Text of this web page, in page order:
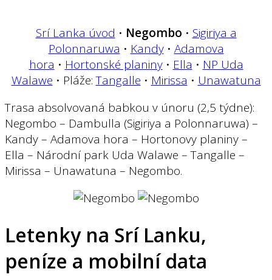
Srí Lanka úvod • Negombo • Sigiriya a
Polonnaruwa • Kandy• Adamova
hora • Hortonské planiny• Ella • NP Uda
Walawe • Pláže:Tangalle • Mirissa • Unawatuna
Trasa absolvovaná babkou v únoru (2,5 týdne):
Negombo – Dambulla (Sigiriya a Polonnaruwa) –
Kandy – Adamova hora – Hortonovy planiny –
Ella – Národní park Uda Walawe – Tangalle –
Mirissa – Unawatuna – Negombo.
Letenky na Srí Lanku,
peníze a mobilní data